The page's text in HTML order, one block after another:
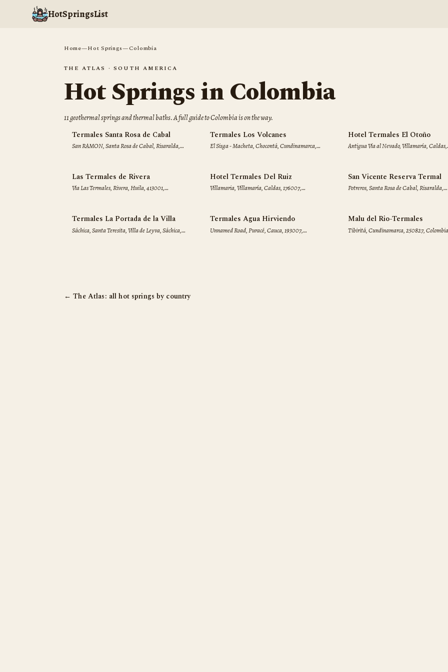
HotSpringsList
Home—Hot Springs—Colombia
THE ATLAS ·SOUTH AMERICA
Hot Springs inColombia
11geothermal springsand thermal baths. A full guide toColombiais on the way.
Termales Santa Rosa de Cabal
San RAMON, Santa Rosa de Cabal, Risaralda,
Termales Los Volcanes
El Sisga - Macheta, Chocontá, Cundinamarca,
Hotel Termales El Otoño
Antigua Vía al Nevado, Villamaría, Caldas,
Las Termales de Rivera
Via Las Termales, Rivera, Huila, 413001,
Hotel Termales Del Ruiz
Villamaria, Villamaría, Caldas, 176007,
San Vicente Reserva Termal
Potreros, Santa Rosa de Cabal, Risaralda,
Termales La Portada de la Villa
Sáchica, Santa Teresita, Villa de Leyva, Sáchica,
Termales Agua Hirviendo
Unnamed Road, Puracé, Cauca, 193007,
Malu del Rio-Termales
Tibiritá, Cundinamarca, 250827, Colombia
← The Atlas: all hot springs by country